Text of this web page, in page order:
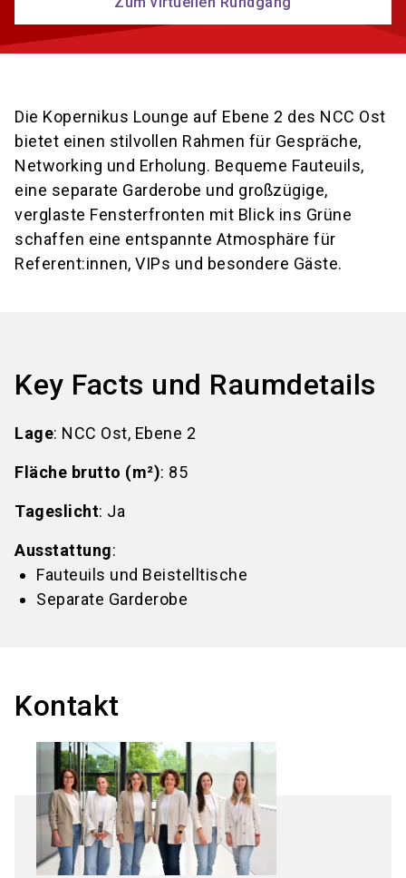
Die Kopernikus Lounge auf Ebene 2 des NCC Ost
bietet einen stilvollen Rahmen für Gespräche,
Networking und Erholung. Bequeme Fauteuils,
eine separate Garderobe und großzügige,
verglaste Fensterfronten mit Blick ins Grüne
schaffen eine entspannte Atmosphäre für
Referent:innen, VIPs und besondere Gäste.
Key Facts und Raumdetails
Lage: NCC Ost, Ebene 2
Fläche brutto (m²): 85
Tageslicht: Ja
Ausstattung:
Fauteuils und Beistelltische
Separate Garderobe
Kontakt